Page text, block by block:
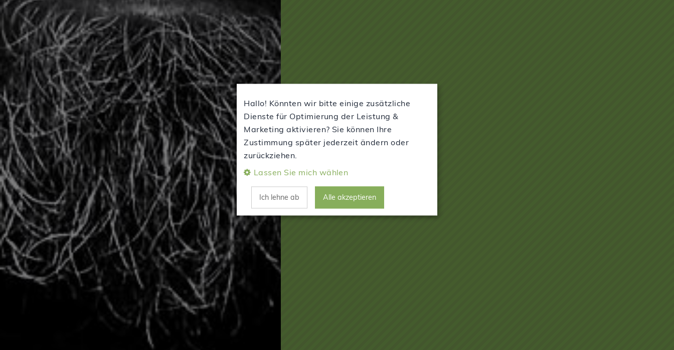
Hallo! Könnten wir bitte einige zusätzliche
Dienste für Optimierung der Leistung &
Marketing aktivieren? Sie können Ihre
Zustimmung später jederzeit ändern oder
zurückziehen.
Lassen Sie mich wählen
Ich lehne ab Alle akzeptieren